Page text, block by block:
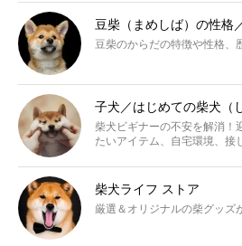
豆柴（まめしば）の性格
豆柴のからだの特徴や性格、
子犬／はじめての柴犬（
柴犬ビギナーの不安を解消！
たいアイテム、自宅環境、接
柴犬ライフ ストア
厳選＆オリジナルの柴グッズ